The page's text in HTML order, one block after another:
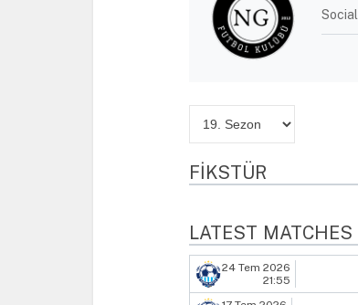
Social
FIKSTÜR
LATEST MATCHES
24 Tem 2026
21:55